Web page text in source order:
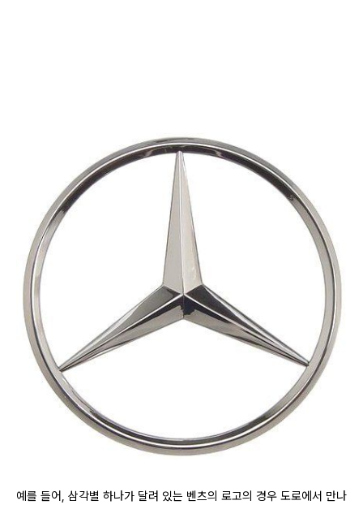
예를 들어, 삼각별 하나가 달려 있는 벤츠의 로고의 경우 도로에서 만나